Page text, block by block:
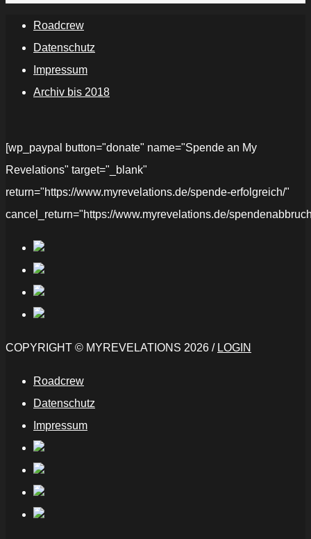
Roadcrew
Datenschutz
Impressum
Archiv bis 2018
[wp_paypal button="donate" name="Spende an My
Revelations" target="_blank"
return="https://www.myrevelations.de/spende-erfolgreich/"
cancel_return="https://www.myrevelations.de/
COPYRIGHT © MYREVELATIONS 2026 / LOGIN
Roadcrew
Datenschutz
Impressum